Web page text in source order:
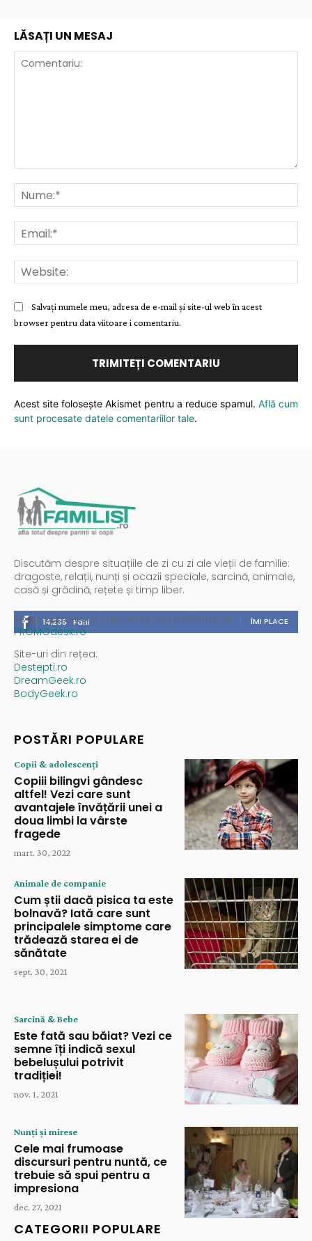
LĂSAȚI UN MESAJ
Salvați numele meu, adresa de e-mail și site-ul web în acest
browser pentru data viitoare i comentariu.
Acest site folosește Akismet pentru a reduce spamul. Află cum
sunt procesate datele comentariilor tale.
Discutăm despre situațiile de zi cu zi ale vieții de familie:
dragoste, relații, nunți și ocazii speciale, sarcină, animale,
casă și grădină, rețete și timp liber.
14,235 Fani ÎMI PLACE
Spații publicitare / reclamă administrată de
PROMOdesk.ro
Site-uri din rețea:
Destepti.ro
DreamGeek.ro
BodyGeek.ro
POSTĂRI POPULARE
Copii & adolescenți
Copiii bilingvi gândesc
altfel! Vezi care sunt
avantajele învățării unei a
doua limbi la vârste
fragede
mart. 30, 2022
Animale de companie
Cum știi dacă pisica ta este
bolnavă? Iată care sunt
principalele simptome care
trădează starea ei de
sănătate
sept. 30, 2021
Sarcină & Bebe
Este fată sau băiat? Vezi ce
semne îți indică sexul
bebelușului potrivit
tradiției!
nov. 1, 2021
Nunți și mirese
Cele mai frumoase
discursuri pentru nuntă, ce
trebuie să spui pentru a
impresiona
dec. 27, 2021
CATEGORII POPULARE